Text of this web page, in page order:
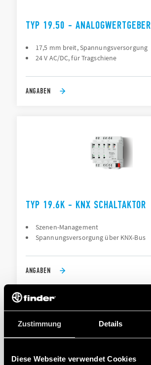
Zustimmung Details
Diese Webseite verwendet Cookies
TYP 19.50 - ANALOGWERTGEBER
17,5 mm breit, Spannungsversorgung
24 V AC/DC, für Tragschiene
ANGABEN
TYP 19.6K - KNX SCHALTAKTOR
Szenen-Management
Spannungsversorgung über KNX-Bus
ANGABEN